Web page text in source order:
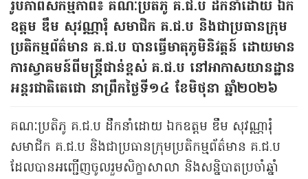
រូបភាព​សកម្មភាព​៖​ គណៈប្រតិភូ គ.ជ.ប ដឹកនាំដោយ ឯក
ឧត្តម ឌឹម សុវណ្ណារុំ សមាជិក គ.ជ.ប និងជាប្រធានក្រុម
ប្រតិកម្មព័ត៌មាន គ.ជ.ប បានធ្វើមាតុភូមិនិវត្តន៍ ដោយមាន
ការស្វាគមន៍ពីមន្ត្រីជាន់ខ្ពស់ គ.ជ.ប នៅអាកាសយានដ្ឋាន
អន្តរជាតិតេជោ នាព្រឹកថ្ងៃទី១៤ ខែមិថុនា ឆ្នាំ២០២៦
គណៈប្រតិភូ គ.ជ.ប ដឹកនាំដោយ ឯកឧត្តម ឌឹម សុវណ្ណារុំ
សមាជិក គ.ជ.ប និងជាប្រធានក្រុមប្រតិកម្មព័ត៌មាន គ.ជ.ប
ដែលបានអញ្ជើញចូលរួមសិក្ខាសាលា និងសន្និបាតប្រចាំឆ្នាំ